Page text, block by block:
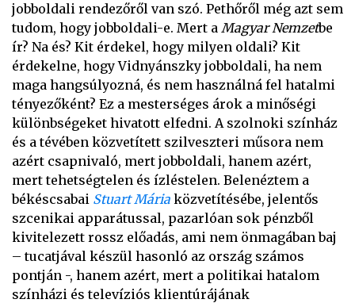
jobboldali rendezőről van szó. Pethőről még azt sem
tudom, hogy jobboldali-e. Mert a Magyar Nemzetbe
ír? Na és? Kit érdekel, hogy milyen oldali? Kit
érdekelne, hogy Vidnyánszky jobboldali, ha nem
maga hangsúlyozná, és nem használná fel hatalmi
tényezőként? Ez a mesterséges árok a minőségi
különbségeket hivatott elfedni. A szolnoki színház
és a tévében közvetített szilveszteri műsora nem
azért csapnivaló, mert jobboldali, hanem azért,
mert tehetségtelen és ízléstelen. Belenéztem a
békéscsabai Stuart Mária közvetítésébe, jelentős
szcenikai apparátussal, pazarlóan sok pénzből
kivitelezett rossz előadás, ami nem önmagában baj
– tucatjával készül hasonló az ország számos
pontján -, hanem azért, mert a politikai hatalom
színházi és televíziós klientúrájának